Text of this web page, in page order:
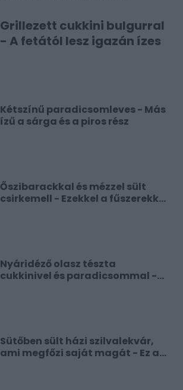
Grillezett cukkini bulgurral
- A fetától lesz igazán ízes
Kétszínű paradicsomleves - Más
ízű a sárga és a piros rész
Őszibarackkal és mézzel sült
csirkemell - Ezekkel a fűszerekkel
Nyáridéző olasz tészta
cukkinivel és paradicsommal -
Sütőben sült házi szilvalekvár,
ami megfőzi saját magát - Ez a